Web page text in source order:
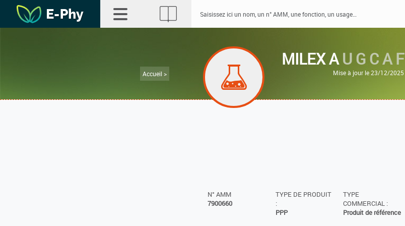
Accueil >
MILEX AU G C A F
Mise à jour le 23/12/2025
N° AMM
7900660
TYPE DE PRODUIT
:
PPP
TYPE
COMMERCIAL :
Produit de référence